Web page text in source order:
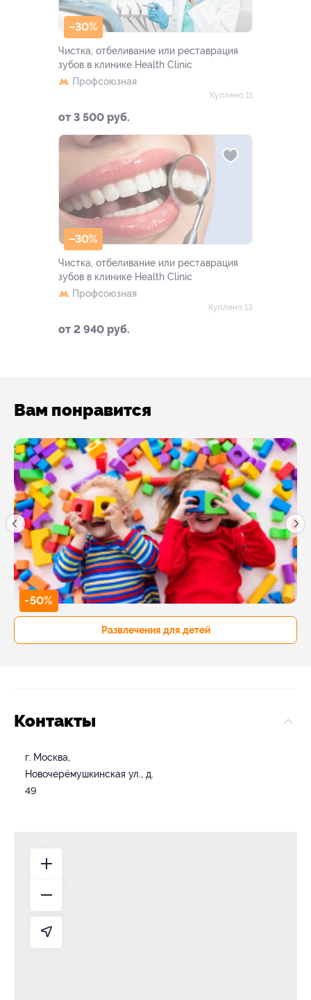
–30%
Чистка, отбеливание или реставрация
зубов в клинике Health Clinic
Профсоюзная
от 3 500 руб.
Куплено 11
–30%
Чистка, отбеливание или реставрация
зубов в клинике Health Clinic
Профсоюзная
от 2 940 руб.
Куплено 13
Вам понравится
-50%
Развлечения для детей
Контакты
г. Москва,
Новочерёмушкинская ул., д.
49